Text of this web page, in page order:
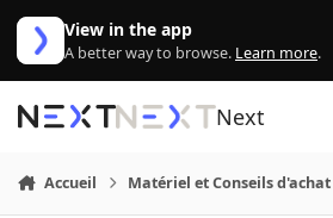
Aller au contenu
View in the app
A better way to browse. Learn more.
Next
Accueil Matériel et Conseils d'achat